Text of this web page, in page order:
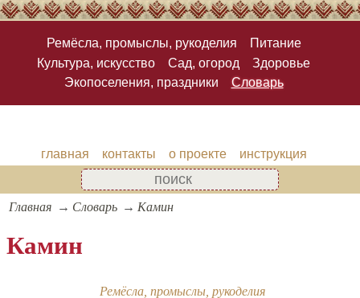
Ремёсла, промыслы, рукоделия
Питание
Культура, искусство
Сад, огород
Здоровье
Экопоселения, праздники
Словарь
главная контакты о проекте инструкция
Главная Словарь Камин
Камин
Ремёсла, промыслы, рукоделия